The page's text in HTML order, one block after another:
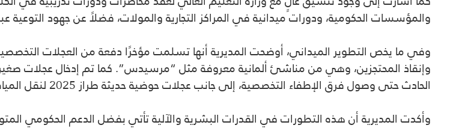
والمؤسسات الحكومية، ودورات ميدانية في المراكز التجارية والمولات، فضلاً عن جهود
وفي ما يخص التطوير الميداني، أوضحت المديرية أنها تسلمت مؤخرًادفعة من العجلات
وإنقاذ المحتجزين، وهي من مناشئ ألمانية معروفة مثل “مرسيدس”. كما تم إدخالعجلات
الحادث حتى وصول فرق الإطفاء التخصصية، إلى جانبعجلات حوضية حديثة طراز 2025
لنقل
وأكدت المديرية أن هذه التطورات في القدرات البشرية والآلية تأتي بفضلالدعم الحكومي